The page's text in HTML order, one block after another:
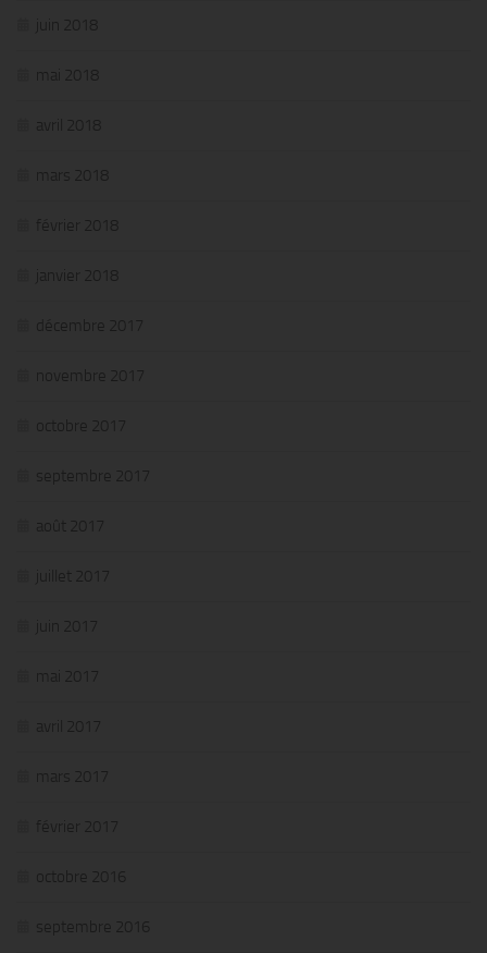
juin 2018
mai 2018
avril 2018
mars 2018
février 2018
janvier 2018
décembre 2017
novembre 2017
octobre 2017
septembre 2017
août 2017
juillet 2017
juin 2017
mai 2017
avril 2017
mars 2017
février 2017
octobre 2016
septembre 2016